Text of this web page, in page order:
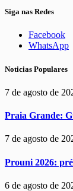
Siga nas Redes
Facebook
WhatsApp
Noticias Populares
7 de agosto de
Praia Grande:
7 de agosto de
Prouni 2026:
6 de agosto de